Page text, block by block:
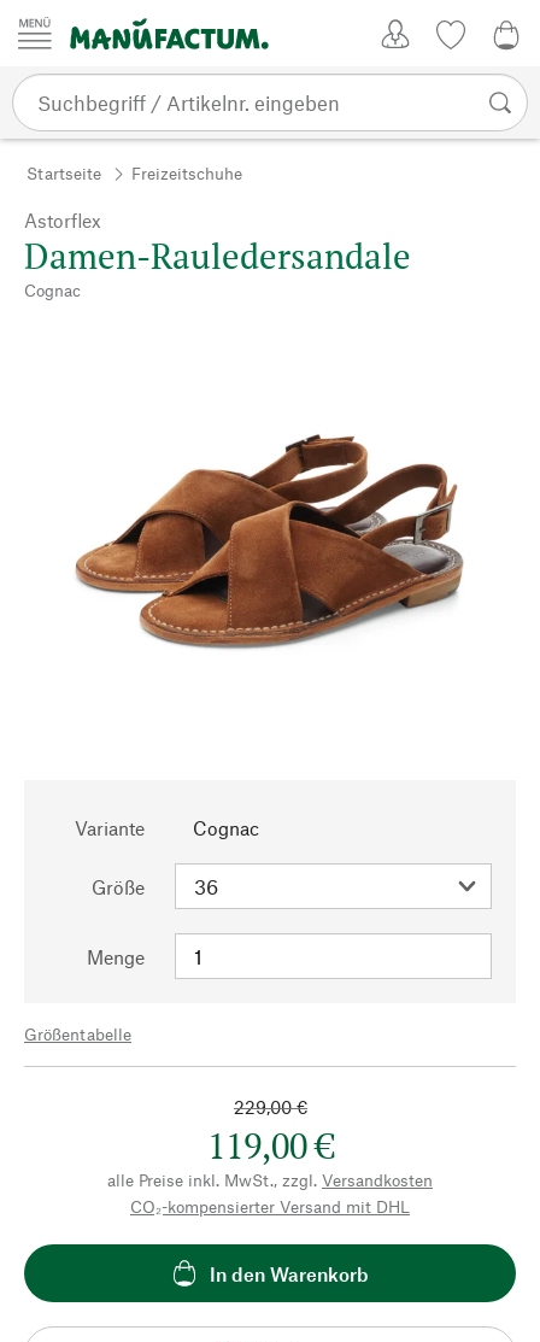
Zum Inhalt springen
Startseite Freizeitschuhe
Astorflex
Damen-Rauledersandale
Cognac
Variante Cognac
Größe
Menge
Größentabelle
229,00 €
119,00 €
alle Preise inkl. MwSt., zzgl. Versandkosten
CO₂-kompensierter Versand mit DHL
In den Warenkorb